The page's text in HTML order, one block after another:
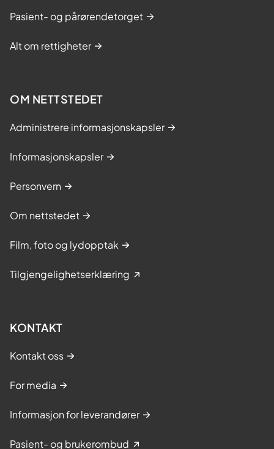
Pasient- og pårørendetorget
Alt om rettigheter
OM NETTSTEDET
Administrere informasjonskapsler
Informasjonskapsler
Personvern
Om nettstedet
Film, foto og lydopptak
Tilgjengelighetserklæring
KONTAKT
Kontakt oss
For media
Informasjon for leverandører
Pasient- og brukerombud